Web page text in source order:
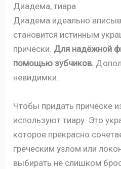
Диадема, тиара
Диадема идеально
становится истинным
причёски. Для надёжной
помощью зубчиков.
невидимки.
Чтобы придать причёске
используют тиару. Это
которое прекрасно
греческим узлом или
выбирать не слишком